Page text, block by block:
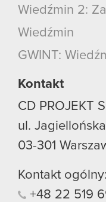
Wiedźmin 2:
Wiedźmin
GWINT:
Kontakt
CD PROJEKT
ul.
03-301
Kontakt ogólny:
+48 22 519